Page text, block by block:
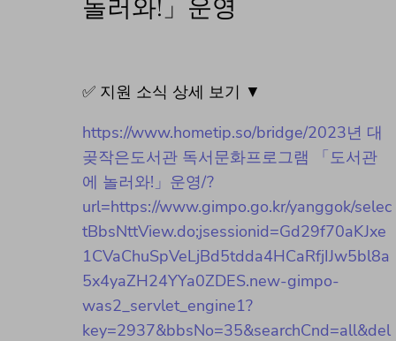
놀러와!」운영
✅ 지원 소식 상세 보기 ▼
https://www.hometip.so/bridge/2023년 대
곶작은도서관 독서문화프로그램 「도서관
에 놀러와!」운영/?
url=https://www.gimpo.go.kr/yanggok/selec
tBbsNttView.do;jsessionid=Gd29f70aKJxe
1CVaChuSpVeLjBd5tdda4HCaRfjIJw5bl8a
5x4yaZH24YYa0ZDES.new-gimpo-
was2_servlet_engine1?
key=2937&bbsNo=35&searchCnd=all&del